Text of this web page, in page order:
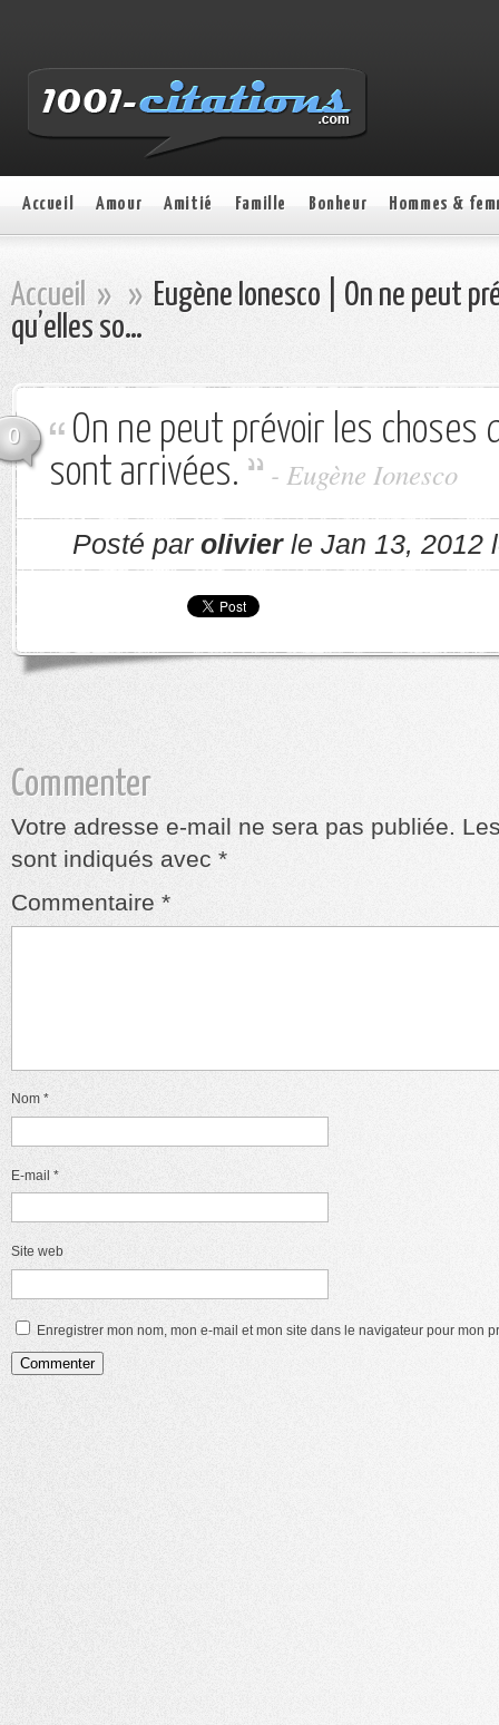
Accueil Amour Amitié Famille Bonheur Hommes &
Accueil » » Eugène Ionesco | On ne peut
qu’elles so…
0
On ne peut prévoir les choses
sont arrivées.
- Eugène Ionesco
Posté par olivierle Jan 13, 2012
Commenter
Votre adresse e-mail ne sera pas publiée.
sont indiqués avec *
Commentaire *
Nom *
E-mail *
Site web
Enregistrer mon nom, mon e-mail et mon site dans le navigateur pour mon